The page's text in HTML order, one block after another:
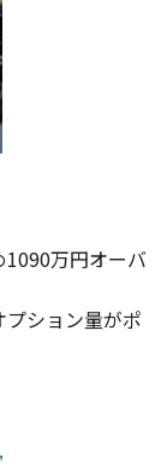
万円オーバ
ション量がポ